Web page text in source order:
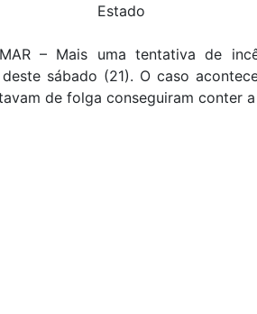
Estado
– Mais uma tentativa de
sábado (21). O caso
de folga conseguiram conter